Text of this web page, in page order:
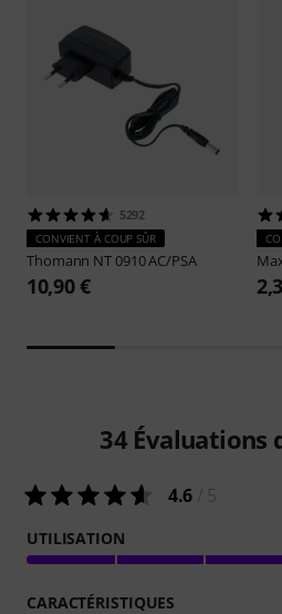
5292
CONVIENT À COUP SÛR
Thomann NT 0910 AC/PSA
10,90 €
34 Évaluations
4.6
UTILISATION
CARACTÉRISTIQUES